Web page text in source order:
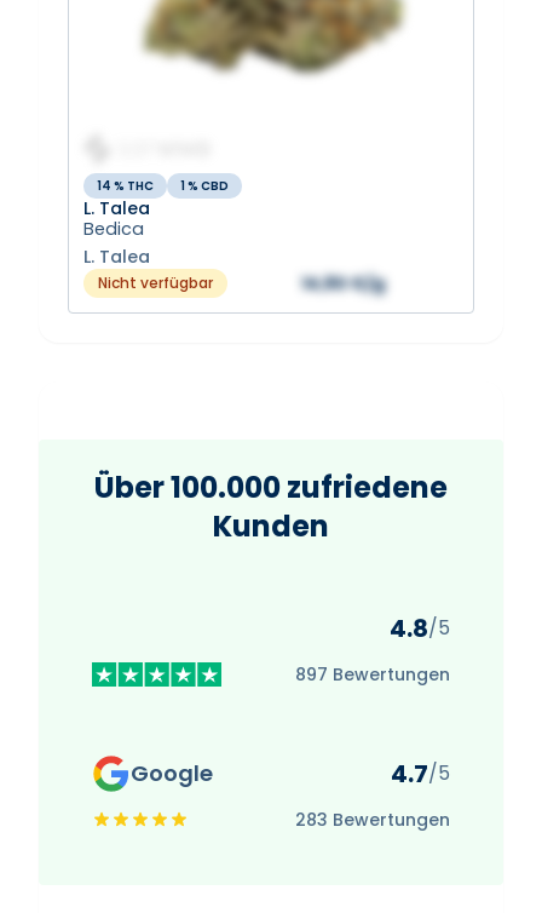
14 % THC 1 % CBD
L. Talea
Bedica
L. Talea
Nicht verfügbar 14,80 €/g
Über 100.000 zufriedene
Kunden
4.8/5
897 Bewertungen
Google 4.7/5
283 Bewertungen